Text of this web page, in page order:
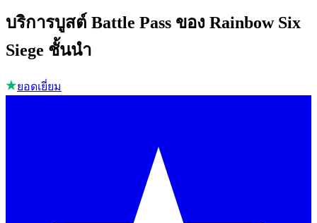
บริการบูสต์ Battle Pass ของ Rainbow Six
Siege ชั้นนำ
ยอดเยี่ยม